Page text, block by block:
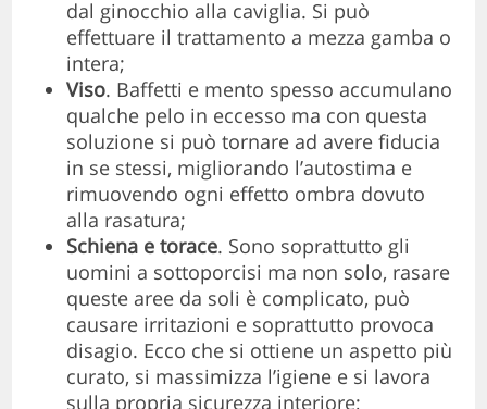
dal ginocchio alla caviglia. Si può
effettuare il trattamento a mezza gamba o
intera;
Viso. Baffetti e mento spesso accumulano
qualche pelo in eccesso ma con questa
soluzione si può tornare ad avere fiducia
in se stessi, migliorando l’autostima e
rimuovendo ogni effetto ombra dovuto
alla rasatura;
Schiena e torace. Sono soprattutto gli
uomini a sottoporcisi ma non solo, rasare
queste aree da soli è complicato, può
causare irritazioni e soprattutto provoca
disagio. Ecco che si ottiene un aspetto più
curato, si massimizza l’igiene e si lavora
sulla propria sicurezza interiore;